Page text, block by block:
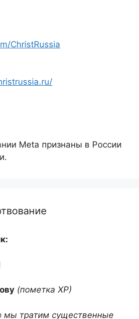
ChristRussia
Meta признаны в России
(пометка ХР)
мы тратим существенные